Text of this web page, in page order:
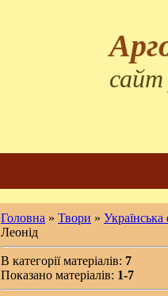
сайт
Головна » Твори » Українська
Леонід
В категорії матеріалів: 7
Показано матеріалів: 1-7